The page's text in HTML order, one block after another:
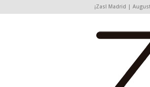
¡Zas! Madrid |